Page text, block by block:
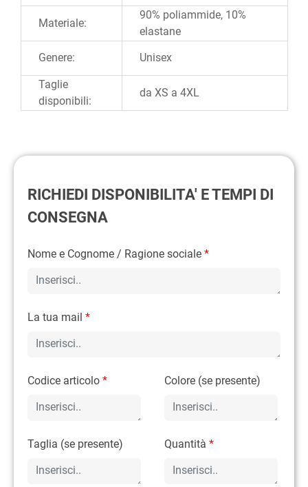
Materiale:
90% poliammide, 10%
elastane
Genere:
Unisex
Taglie
disponibili:
da XS a 4XL
RICHIEDI DISPONIBILITA' E TEMPI DI
CONSEGNA
Nome e Cognome / Ragione sociale *
La tua mail *
Codice articolo * Colore (se presente)
Taglia (se presente) Quantità*